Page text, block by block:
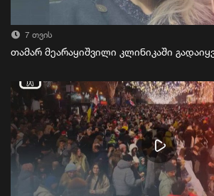
7 თვის
თამარ მეარაყიშვილი კლინიკაში